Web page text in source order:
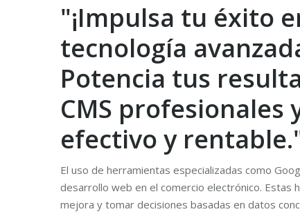
"¡Impulsa tu éxito
tecnología
Potencia tus
CMS profesionales
efectivo y
El uso de herramientas especializadas como
desarrollo web en el comercio electrónico.
mejora y tomar decisiones basadas en datos